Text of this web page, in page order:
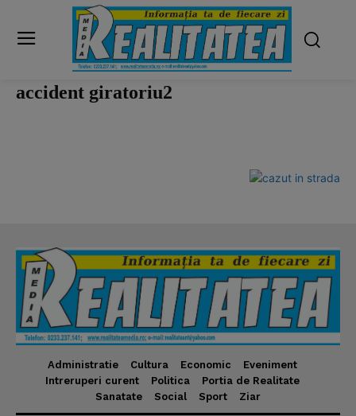
News Week
accident giratoriu2
Administratie Cultura Economic
Eveniment
Intreruperi curent
Politica
Portia de Realitate
Sanatate
Social Sport Ziar